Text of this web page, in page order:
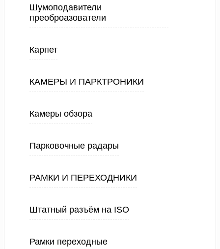
Шумоподавители
преоброазователи
Карпет
КАМЕРЫ И ПАРКТРОНИКИ
Камеры обзора
Парковочные радары
РАМКИ И ПЕРЕХОДНИКИ
Штатный разъём на ISO
Рамки переходные